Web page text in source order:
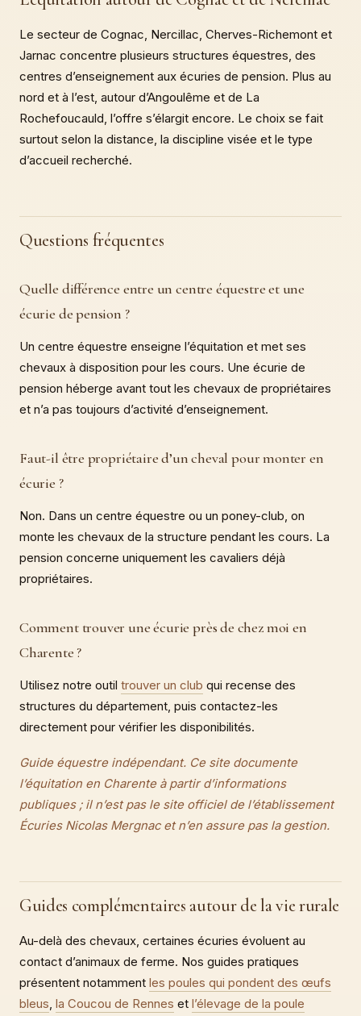
Le secteur de Cognac, Nercillac, Cherves-Richemont et
Jarnac concentre plusieurs structures équestres, des
centres d’enseignement aux écuries de pension. Plus au
nord et à l’est, autour d’Angoulême et de La
Rochefoucauld, l’offre s’élargit encore. Le choix se fait
surtout selon la distance, la discipline visée et le type
d’accueil recherché.
Questions fréquentes
Quelle différence entre un centre équestre et une
écurie de pension ?
Un centre équestre enseigne l’équitation et met ses
chevaux à disposition pour les cours. Une écurie de
pension héberge avant tout les chevaux de propriétaires
et n’a pas toujours d’activité d’enseignement.
Faut-il être propriétaire d’un cheval pour monter en
écurie ?
Non. Dans un centre équestre ou un poney-club, on
monte les chevaux de la structure pendant les cours. La
pension concerne uniquement les cavaliers déjà
propriétaires.
Comment trouver une écurie près de chez moi en
Charente ?
Utilisez notre outil trouver un club qui recense des
structures du département, puis contactez-les
directement pour vérifier les disponibilités.
Guide équestre indépendant. Ce site documente
l’équitation en Charente à partir d’informations
publiques ; il n’est pas le site officiel de l’établissement
Écuries Nicolas Mergnac et n’en assure pas la gestion.
Guides complémentaires autour de la vie rurale
Au-delà des chevaux, certaines écuries évoluent au
contact d’animaux de ferme. Nos guides pratiques
présentent notamment les poules qui pondent des œufs
bleus la Coucou de Rennes et l’élevage de la poule